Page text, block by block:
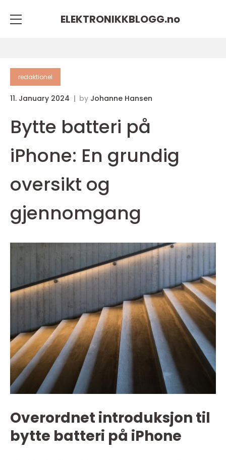
ELEKTRONIKKBLOGG.no
redaktionel
11. January 2024 by Johanne Hansen
Bytte batteri på
iPhone: En grundig
oversikt og
gjennomgang
Overordnet introduksjon til
bytte batteri på iPhone